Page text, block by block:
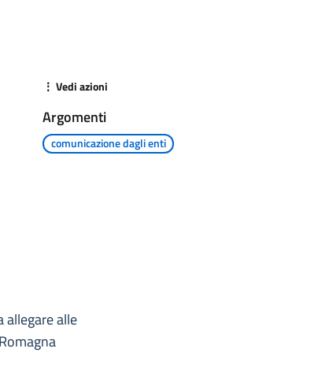
⋮ Vedi azioni
Argomenti
comunicazione dagli enti
alle